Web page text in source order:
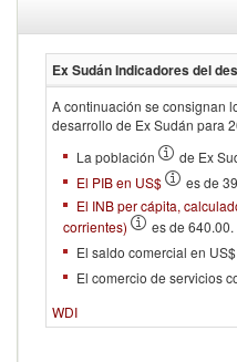
Ex SudánIndicadores del
A continuación se consignan
desarrollo de Ex Sudán para
La población
de Ex
El PIB en US$
es de
El INB per cápita,
corrientes)
es de 640.00.
El saldo comercial en US$
El comercio de servicios
WDI